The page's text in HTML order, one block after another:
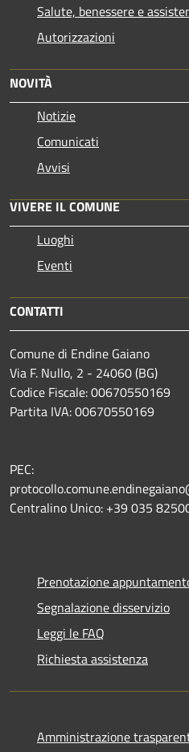
Salute, benessere e
Autorizzazioni
NOVITÀ
Notizie
Comunicati
Avvisi
VIVERE IL COMUNE
Luoghi
Eventi
CONTATTI
Comune di Endine Gaiano
Via F. Nullo, 2 - 24060 (BG)
Codice Fiscale: 00670550169
Partita IVA: 00670550169
PEC:
Centralino Unico: +39 035
Prenotazione
Segnalazione disservizio
Leggi le FAQ
Richiesta assistenza
Amministrazione